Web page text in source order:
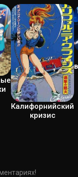
Калифорнийский
кризис